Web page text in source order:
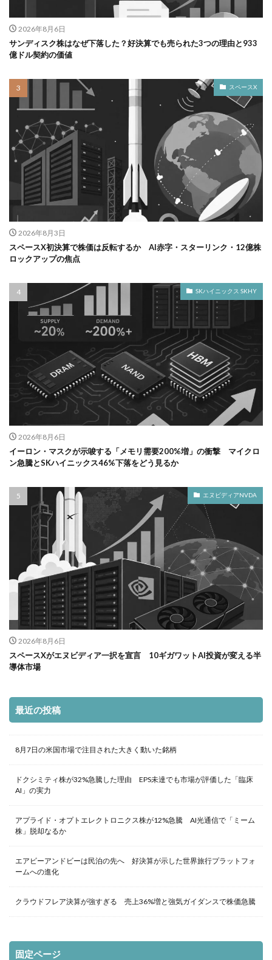
2026年8月6日
サンディスク株はなぜ下落した？好決算でも売られた3つの理由と933
億ドル契約の価値
スペースX
2026年8月3日
スペースX初決算で株価は反転するか AI赤字・スターリンク・12億株
ロックアップの焦点
SKハイニックス SKHY
2026年8月6日
イーロン・マスクが示唆する「メモリ需要200%増」の衝撃 マイクロ
ン急騰とSKハイニックス46%下落をどう見るか
エヌビディアNVDA
2026年8月6日
スペースXがエヌビディア一択を宣言 10ギガワットAI投資が変える半
導体市場
最近の投稿
8月7日の米国市場で注目された大きく動いた銘柄
ドクシミティ株が32%急騰した理由 EPS未達でも市場が評価した「臨床
AI」の実力
アプライド・オプトエレクトロニクス株が12%急騰 AI光通信で「ミーム
株」脱却なるか
エアビーアンドビーは民泊の先へ 好決算が示した世界旅行プラットフォ
ームへの進化
クラウドフレア決算が強すぎる 売上36%増と強気ガイダンスで株価急騰
固定ページ